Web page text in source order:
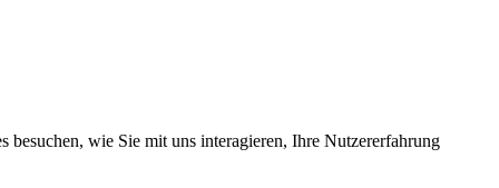
wie Sie mit uns interagieren, Ihre Nutzererfahrung